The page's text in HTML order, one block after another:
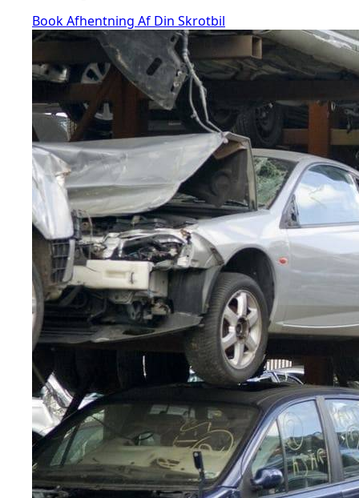
Book Afhentning Af Din Skrotbil